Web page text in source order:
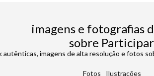
imagens e fotografias
sobre Participar
imagens de alta resolução e fotos
Fotos
Ilustrações